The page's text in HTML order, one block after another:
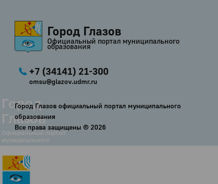
Город
Глазов
Официальный портал
муниципального
образования
Город Глазов
Официальный портал муниципального
образования
+7 (34141) 21-300
omsu@glazov.udmr.ru
Город Глазов официальный портал муниципального
образования
Все права защищены © 2026